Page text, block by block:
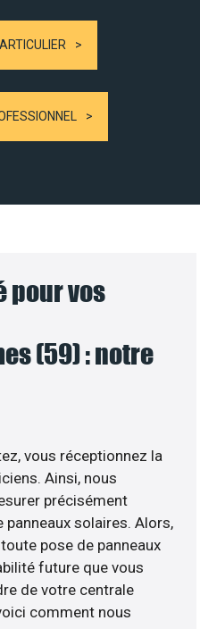
pour vos
(59) : notre
vous réceptionnez la
Ainsi, nous
précisément
panneaux solaires. Alors,
pose de panneaux
future que vous
de votre centrale
comment nous